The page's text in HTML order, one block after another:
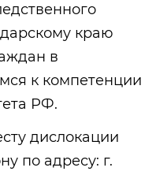
краю
в
к компетенции
РФ.
дислокации
по адресу: г.